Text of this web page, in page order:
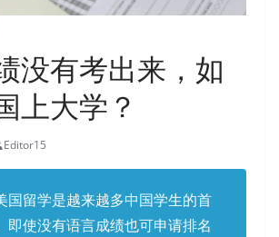
没有考出来，如
上大学？
Editor15
国留学是越来越多中国学生的首
即使没有语言成绩也可申请排名